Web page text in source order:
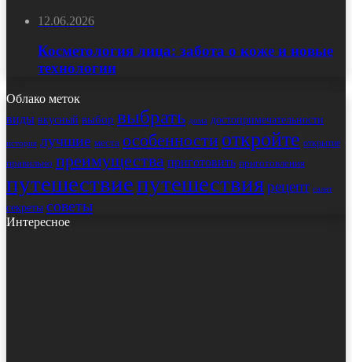
12.06.2026
Косметология лица: забота о коже и новые
технологии
Облако меток
виды вкусный выбор выбрать дома достопримечательности
история лучшие места особенности откройте открытие
правильно преимущества приготовить приготовления
путешествиепутешествиярецепт салат
секреты советы
Интересное